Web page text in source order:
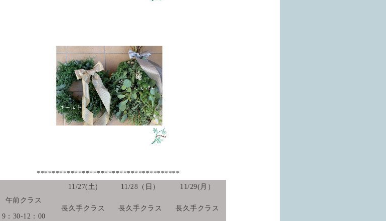
**************************************
11/27(土)
11/28（日）
11/29(月）
午前クラス
9：30-12：00
長久手クラス 長久手クラス 長久手クラス